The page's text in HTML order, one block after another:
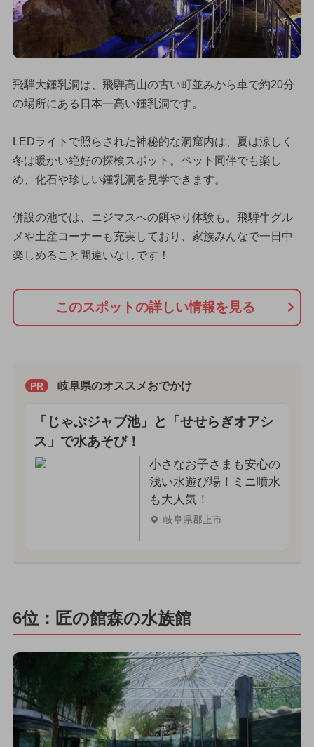
飛騨大鍾乳洞は、飛騨高山の古い町並みから車で約20分
の場所にある日本一高い鍾乳洞です。
LEDライトで照らされた神秘的な洞窟内は、夏は涼しく
冬は暖かい絶好の探検スポット。ペット同伴でも楽し
め、化石や珍しい鍾乳洞を見学できます。
併設の池では、ニジマスへの餌やり体験も。飛騨牛グル
メや土産コーナーも充実しており、家族みんなで一日中
楽しめること間違いなしです！
このスポットの詳しい情報を見る
PR 岐阜県のオススメおでかけ
「じゃぶジャブ池」と「せせらぎオアシ
ス」で水あそび！
小さなお子さまも安心の
浅い水遊び場！ミニ噴水
も大人気！
岐阜県郡上市
6位：匠の館森の水族館